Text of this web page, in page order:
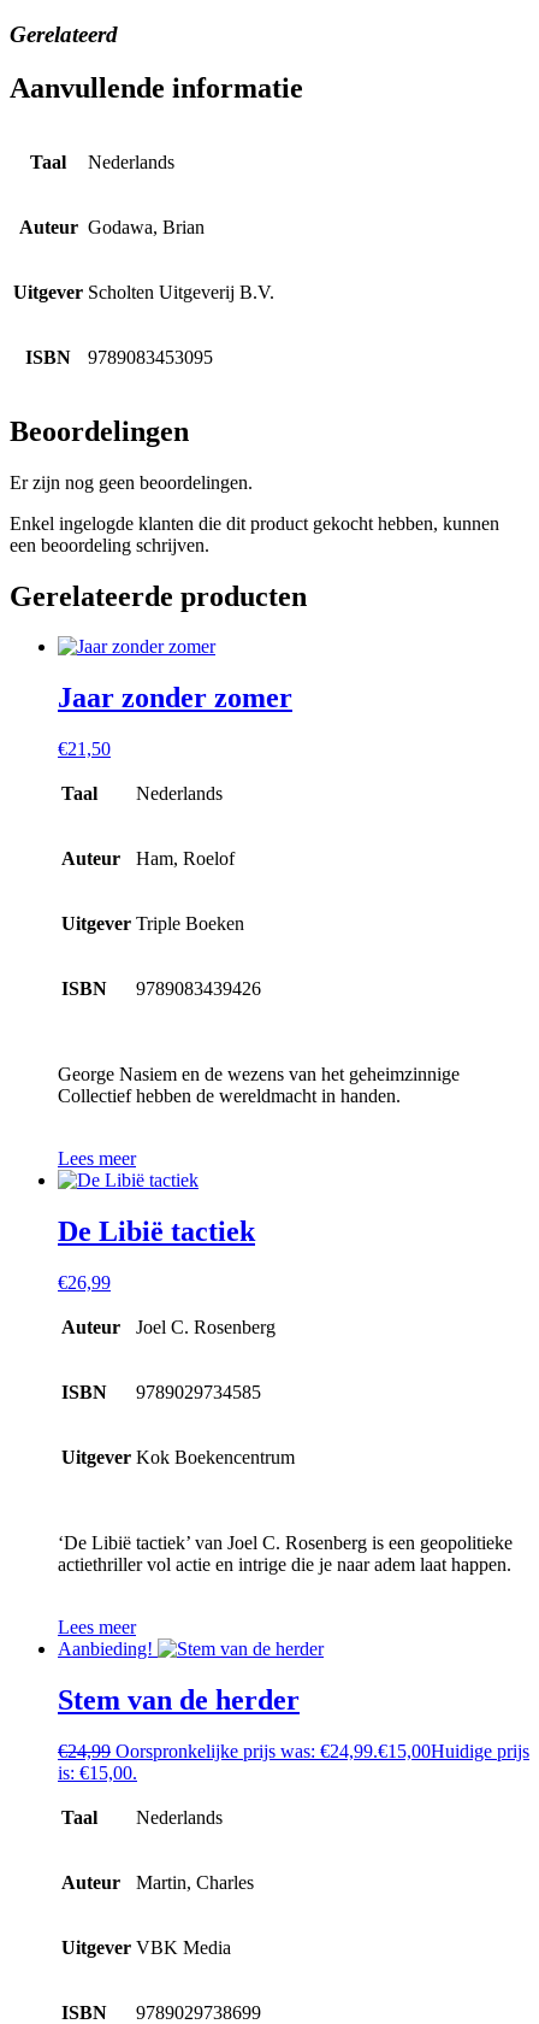
Gerelateerd
Aanvullende informatie
Taal Nederlands
Auteur Godawa, Brian
Uitgever Scholten Uitgeverij B.V.
ISBN 9789083453095
Beoordelingen
Er zijn nog geen beoordelingen.
Enkel ingelogde klanten die dit product gekocht hebben, kunnen
een beoordeling schrijven.
Gerelateerde producten
Jaar zonder zomer
€21,50
Taal Nederlands
Auteur Ham, Roelof
Uitgever Triple Boeken
ISBN 9789083439426
George Nasiem en de wezens van het geheimzinnige
Collectief hebben de wereldmacht in handen.
Lees meer
De Libië tactiek
€26,99
Auteur Joel C. Rosenberg
ISBN 9789029734585
Uitgever Kok Boekencentrum
‘De Libië tactiek’ van Joel C. Rosenberg is een geopolitieke
actiethriller vol actie en intrige die je naar adem laat happen.
Lees meer
Aanbieding!
Stem van de herder
€24,99 Oorspronkelijke prijs was: €24,99.€15,00Huidige prijs
is: €15,00.
Taal Nederlands
Auteur Martin, Charles
Uitgever VBK Media
ISBN 9789029738699